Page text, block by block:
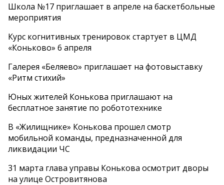
Школа №17 приглашает в апреле на баскетбольные
мероприятия
Курс когнитивных тренировок стартует в ЦМД
«Коньково» 6 апреля
Галерея «Беляево» приглашает на фотовыставку
«Ритм стихий»
Юных жителей Конькова приглашают на
бесплатное занятие по робототехнике
В «Жилищнике» Конькова прошел смотр
мобильной команды, предназначенной для
ликвидации ЧС
31 марта глава управы Конькова осмотрит дворы
на улице Островитянова